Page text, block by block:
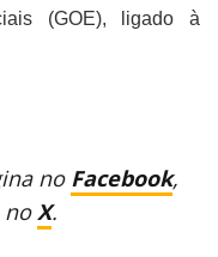
(GOE), ligado à
no Facebook,
noX.